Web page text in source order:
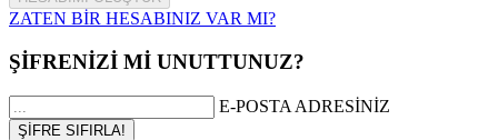
ZATEN BİR HESABINIZ VAR MI?
ŞİFRENİZİ Mİ UNUTTUNUZ?
E-POSTA ADRESİNİZ